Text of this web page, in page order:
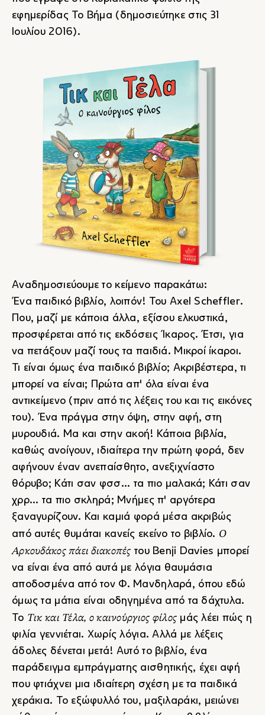
εφημερίδας
Το Βήμα (δημοσιεύτηκε στις 31
Ιουλίου 2016).
Αναδημοσιεύουμε το κείμενο παρακάτω:
Ένα παιδικό βιβλίο, λοιπόν! Του Axel Scheffler.
Που, μαζί με κάποια άλλα, εξίσου ελκυστικά,
προσφέρεται από τις εκδόσεις Ίκαρος. Έτσι, για
να πετάξουν μαζί τους τα παιδιά. Μικροί ίκαροι.
Τι είναι όμως ένα παιδικό βιβλίο; Ακριβέστερα, τι
μπορεί να είναι; Πρώτα απ' όλα είναι ένα
αντικείμενο (πριν από τις λέξεις του και τις εικόνες
του). Ένα πράγμα στην όψη, στην αφή, στη
μυρουδιά. Μα και στην ακοή! Κάποια βιβλία,
καθώς ανοίγουν, ιδιαίτερα την πρώτη φορά, δεν
αφήνουν έναν ανεπαίσθητο, ανεξιχνίαστο
θόρυβο; Κάτι σαν φσσ... τα πιο μαλακά; Κάτι σαν
χρρ... τα πιο σκληρά; Μνήμες π' αργότερα
ξαναγυρίζουν. Και καμιά φορά μέσα ακριβώς
από αυτές θυμάται κανείς εκείνο το βιβλίο. Ο
Αρκουδάκος πάει διακοπές του Benji Davies μπορεί
να είναι ένα από αυτά με λόγια θαυμάσια
αποδοσμένα από τον Φ. Μανδηλαρά, όπου εδώ
όμως τα μάτια είναι οδηγημένα από τα δάχτυλα.
Το Τικ και Τέλα, ο καινούργιος φίλος μάς λέει πώς η
φιλία γεννιέται. Χωρίς λόγια. Αλλά με λέξεις
άδολες δένεται μετά! Αυτό το βιβλίο, ένα
παράδειγμα εμπράγματης αισθητικής, έχει αφή
που φτιάχνει μια ιδιαίτερη σχέση με τα παιδικά
χεράκια. Το εξώφυλλό του, μαξιλαράκι, μειώνει